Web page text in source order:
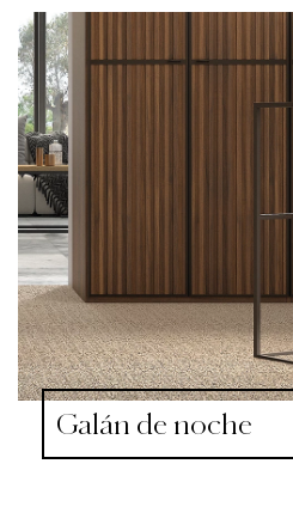
Galán de noche